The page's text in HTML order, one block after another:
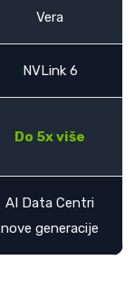
Vera
NVLink 6
Do 5x više
AI Data Centri
nove generacije